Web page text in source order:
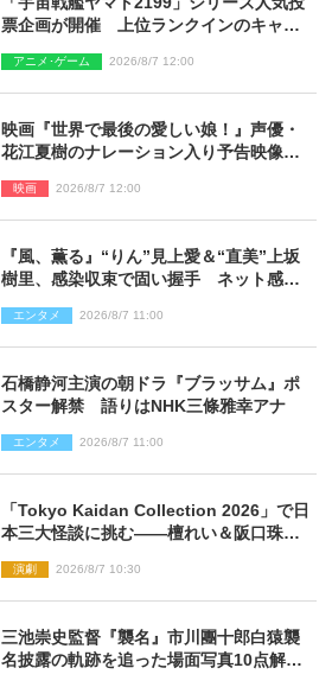
票企画が開催 上位ランクインのキャラ
を制作
アニメ･ゲーム 2026/8/7 12:00
映画『世界で最後の愛しい娘！』声優・
花江夏樹のナレーション入り予告映像解
い！」
映画 2026/8/7 12:00
『風、薫る』“りん”見上愛＆“直美”上坂
樹里、感染収束で固い握手 ネット感動
エンタメ 2026/8/7 11:00
石橋静河主演の朝ドラ『ブラッサム』ポ
スター解禁 語りはNHK三條雅幸アナ
エンタメ 2026/8/7 11:00
「Tokyo Kaidan Collection 2026」で日
本三大怪談に挑む――檀れい＆阪口珠美
演劇 2026/8/7 10:30
三池崇史監督『襲名』市川團十郎白猿襲
名披露の軌跡を追った場面写真10点解